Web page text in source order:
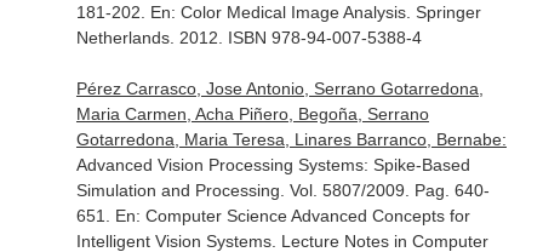
181-202. En: Color Medical Image Analysis. Springer
Netherlands. 2012. ISBN 978-94-007-5388-4
Pérez Carrasco, Jose Antonio, Serrano Gotarredona,
Maria Carmen, Acha Piñero, Begoña, Serrano
Gotarredona, Maria Teresa, Linares Barranco, Bernabe:
Advanced Vision Processing Systems: Spike-Based
Simulation and Processing. Vol. 5807/2009. Pag. 640-
651. En: Computer Science Advanced Concepts for
Intelligent Vision Systems. Lecture Notes in Computer